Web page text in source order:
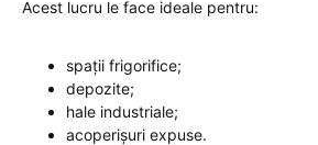
Acest lucru le face ideale pentru:
spații frigorifice;
depozite;
hale industriale;
acoperișuri expuse.